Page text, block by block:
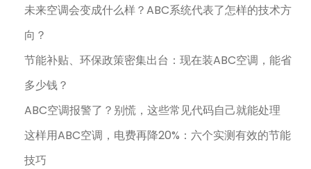
未来空调会变成什么样？ABC系统代表了怎样的技术方
向？
节能补贴、环保政策密集出台：现在装ABC空调，能省
多少钱？
ABC空调报警了？别慌，这些常见代码自己就能处理
这样用ABC空调，电费再降20%：六个实测有效的节能
技巧